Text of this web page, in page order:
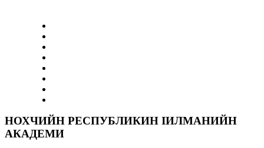
НОХЧИЙН РЕСПУБЛИКИН ӀИЛМАНИЙН
АКАДЕМИ